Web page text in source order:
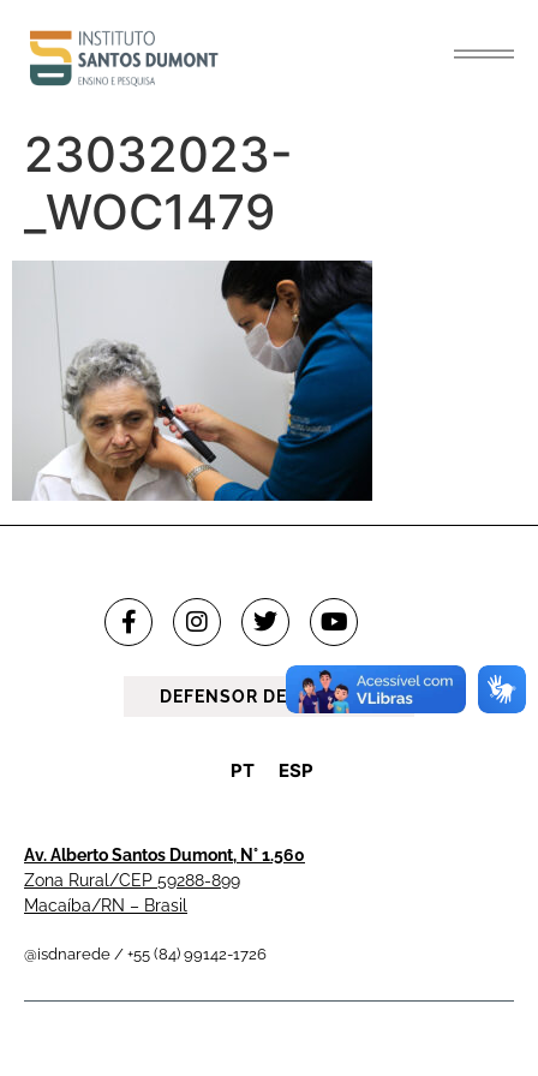
23032023-
_WOC1479
DEFENSOR DEL PUEBLO
PT ESP
Av. Alberto Santos Dumont, N° 1.560
Zona Rural/CEP 59288-899
Macaíba/RN – Brasil
@isdnarede / +55 (84) 99142-1726